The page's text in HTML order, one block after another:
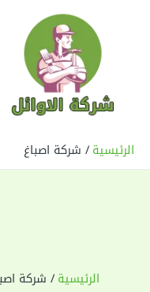
الرئيسية شركة اصباغ
الرئيسية شركة